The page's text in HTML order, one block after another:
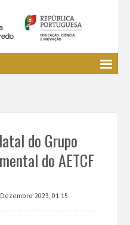
do Grupo
do AETCF
2023, 01:15